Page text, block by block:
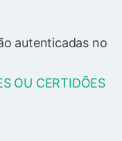
autenticadas no
OU CERTIDÕES